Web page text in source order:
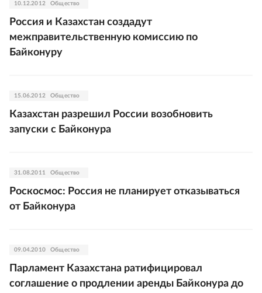
10.12.2012 Общество
Россия и Казахстан создадут
межправительственную комиссию по
Байконуру
15.06.2012 Общество
Казахстан разрешил России возобновить
запуски с Байконура
31.08.2011 Общество
Роскосмос: Россия не планирует отказываться
от Байконура
09.04.2010 Общество
Парламент Казахстана ратифицировал
соглашение о продлении аренды Байконура до